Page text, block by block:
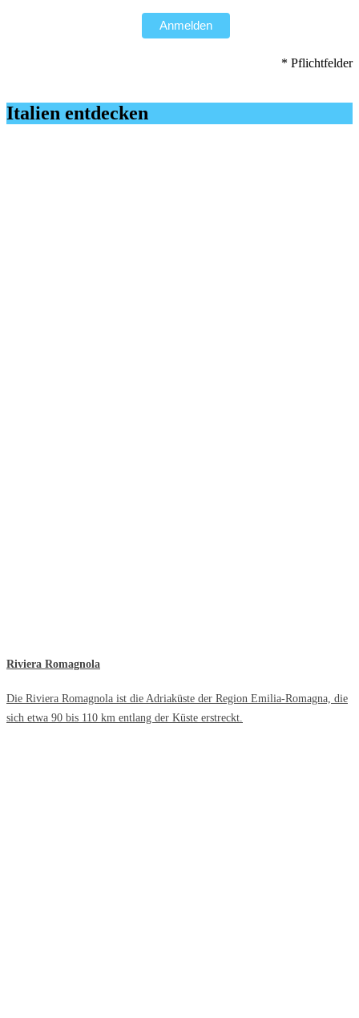
Anmelden
* Pflichtfelder
Italien entdecken
Riviera Romagnola
Die Riviera Romagnola ist die Adriaküste der Region Emilia-Romagna, die
sich etwa 90 bis 110 km entlang der Küste erstreckt.